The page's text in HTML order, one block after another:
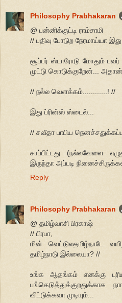
Philosophy Prabhakaran
@ பன்னிக்குட்டி ராம்சாமி
// பதிவு போடுற நேரமாய்யா
சூப்பர் ஸ்டாரோடு மோதும் பவர்
முட்டு கொடுக்குறேன்... அதான்
// நல்ல வெளக்கம்............! //
இது ப்ரின்ஸ் ஸ்டைல்...
// சவீதா பாபிய
சாப்பிட்டது (நல்லவேளை
இருந்தா அப்படி
Reply
Philosophy Prabhakaran
@ தமிழ்வாசி பிரகாஷ்
// பிரபா,
மின் வெட்டுலதமிழ்நாடே
தமிழ்நாடு இல்லையா? //
உங்க ஆதங்கம் எனக்கு
பங்கெடுத்துக்குறதுக்காக
விட்டுக்கவா முடியும்...